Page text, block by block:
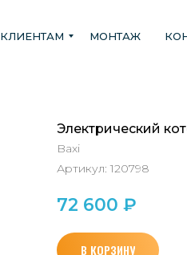
КЛИЕНТАМ МОНТАЖ
Электрический
Baxi
Артикул: 120798
72 600 ₽
В КОРЗИНУ